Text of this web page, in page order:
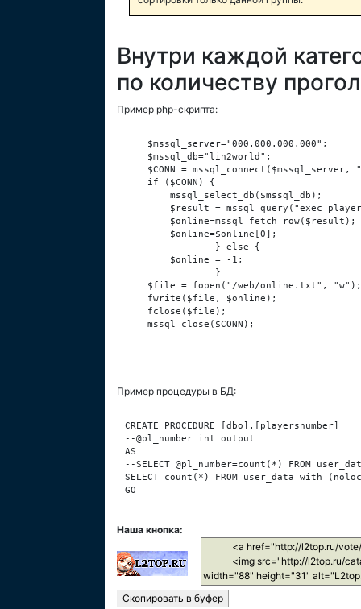
Внутри каждой
по количеству
Пример php-скрипта:
    $mssql_server="000.000.000.000";
    $mssql_db="lin2world";
$CONN = mssql_connect($mssql_server,
    if ($CONN) {
        mssql_select_db($mssql_db);
$result = mssql_query("exec
        $online=mssql_fetch_row($result);
        $online=$online[0];
                } else {
        $online = -1;
                }
    $file = fopen("/web/online.txt", "w");
    fwrite($file, $online);
    fclose($file);
    mssql_close($CONN);
Пример процедуры в БД:
CREATE PROCEDURE [dbo].[playersnumber]
--@pl_number int output
AS
--SELECT @pl_number=count(*) FROM
SELECT count(*) FROM user_data with
GO
Наша кнопка: